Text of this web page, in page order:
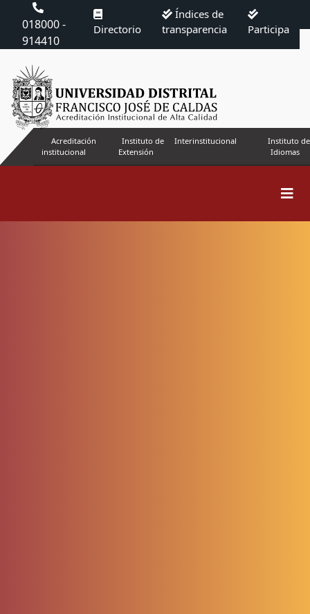
018000 -
914410
Directorio
Índices de
transparencia
Participa
Acreditación
institucional
Instituto de
Extensión
Interinstitucional
Instituto de
Idiomas